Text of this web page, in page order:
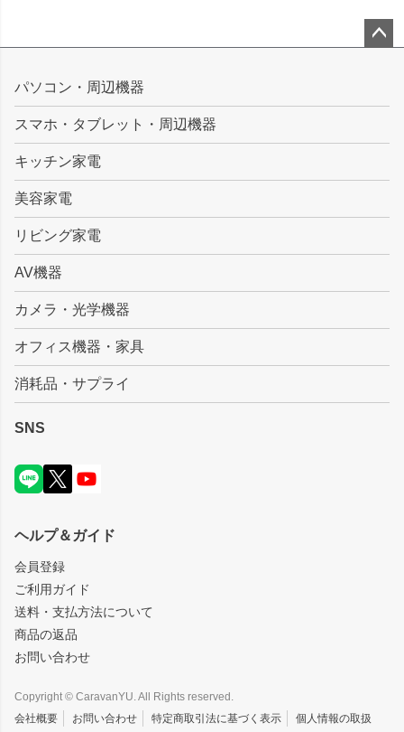
ップ
パソコン・周辺機器
スマホ・タブレット・周辺機器
キッチン家電
美容家電
リビング家電
AV機器
カメラ・光学機器
オフィス機器・家具
消耗品・サプライ
SNS
ヘルプ＆ガイド
会員登録
ご利用ガイド
送料・支払方法について
商品の返品
お問い合わせ
Copyright © CaravanYU. All Rights reserved.
会社概要
お問い合わせ 特定商取引法に基づく表示 個人情報の取扱